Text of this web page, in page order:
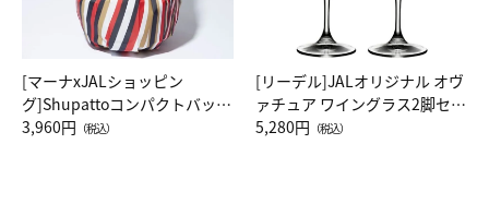
[マーナxJALショッピン
グ]Shupattoコンパクトバッグ
Drop JAL客室乗務員（LC）ス
3,960円 （税込）
[リーデル]JALオリジナル オヴ
ァチュア ワイングラス2脚セッ
ト（レッドワイン）
5,280円 （税込）